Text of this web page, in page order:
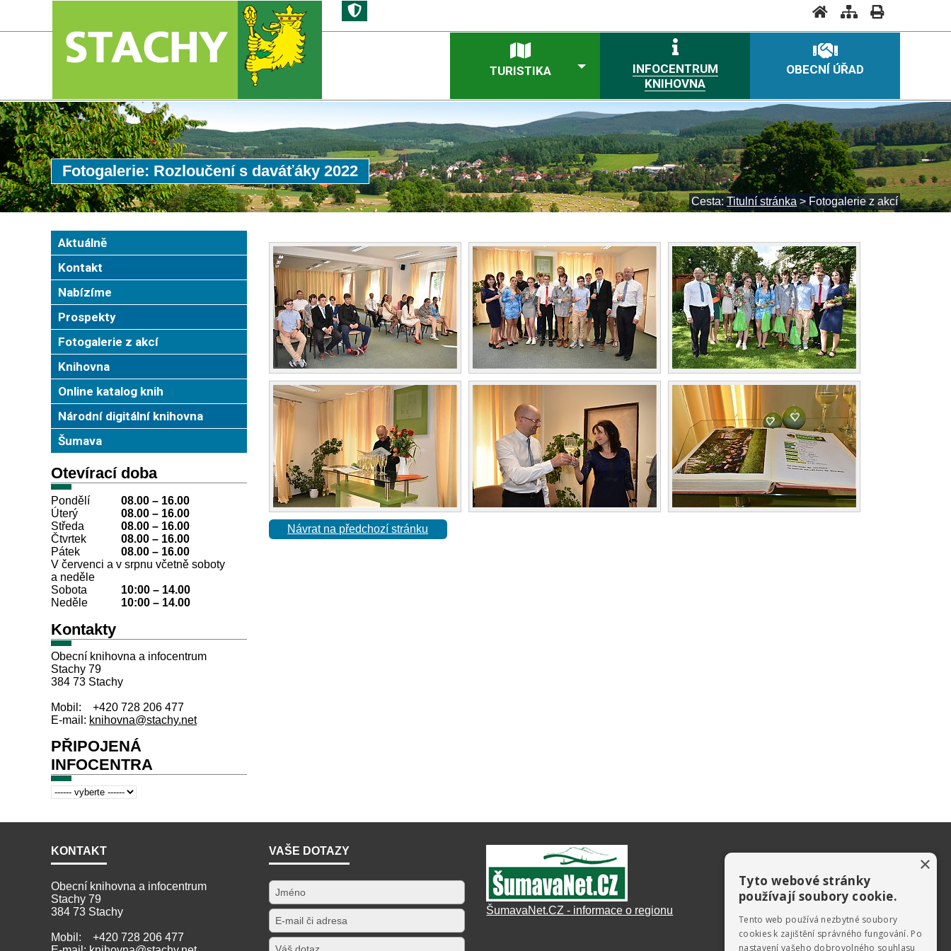
TURISTIKA
INFOCENTRUM
KNIHOVNA
OBECNÍ ÚŘAD
Fotogalerie: Rozloučení s daváťáky 2022
Cesta: Titulní stránka> Fotogalerie z akcí
Aktuálně
Kontakt
Nabízíme
Prospekty
Fotogalerie z akcí
Knihovna
Online katalog knih
Národní digitální knihovna
Šumava
Otevírací doba
Pondělí
08.00 – 16.00
Úterý
08.00 – 16.00
Středa
08.00 – 16.00
Čtvrtek
08.00 – 16.00
Pátek
08.00 – 16.00
V červenci a v srpnu včetně soboty
a neděle
Sobota
10:00 – 14.00
Neděle
10:00 – 14.00
Kontakty
Obecní knihovna a infocentrum
Stachy 79
384 73 Stachy
Mobil: +420 728 206 477
E-mail: knihovna@stachy.net
PŘIPOJENÁ
INFOCENTRA
Návrat na předchozí stránku
KONTAKT
Obecní knihovna a infocentrum
Stachy 79
384 73 Stachy
Mobil: +420 728 206 477
VAŠE DOTAZY
ŠumavaNet.CZ - informace o regionu
×
Tyto webové stránky
používají soubory cookie.
Tento web používá nezbytné soubory
cookies k zajištění správného fungování. Po
nastavení vašeho dobrovolného souhlasu